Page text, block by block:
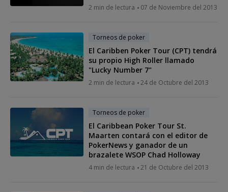
2 min de lectura 07 de Noviembre del 2013
Torneos de poker
El Caribben Poker Tour (CPT) tendrá
su propio High Roller llamado
"Lucky Number 7"
2 min de lectura 24 de Octubre del 2013
Torneos de poker
El Caribbean Poker Tour St.
Maarten contará con el editor de
PokerNews y ganador de un
brazalete WSOP Chad Holloway
4 min de lectura 21 de Octubre del 2013